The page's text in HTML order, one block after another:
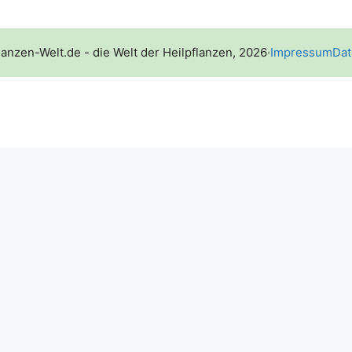
Welt.de - die Welt der Heilpflanzen, 2026·Impressum